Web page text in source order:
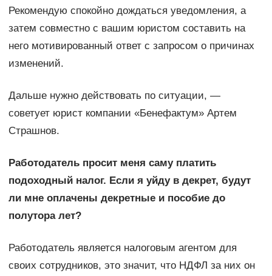
Рекомендую спокойно дождаться уведомления, а
затем совместно с вашим юристом составить на
него мотивированный ответ с запросом о причинах
изменений.
Дальше нужно действовать по ситуации, —
советует юрист компании «Бенефактум» Артем
Страшнов.
Работодатель просит меня саму платить
подоходный налог. Если я уйду в декрет, будут
ли мне оплачены декретные и пособие до
полутора лет?
Работодатель является налоговым агентом для
своих сотрудников, это значит, что НДФЛ за них он